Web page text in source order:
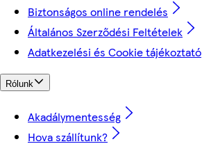
Biztonságos online rendelés
Általános Szerződési Feltételek
Adatkezelési és Cookie tájékoztató
Rólunk
Akadálymentesség
Hova szállítunk?